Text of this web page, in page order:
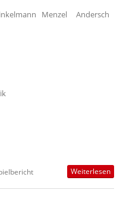
Menzel Andersch
Weiterlesen